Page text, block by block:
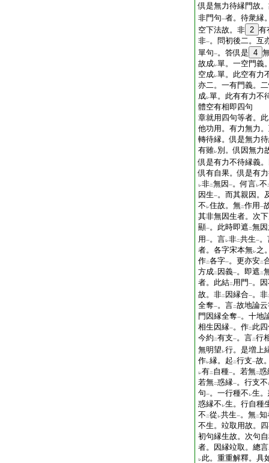
倶是無力待縁門故
非門句一者。待衆縁
空下法故。非 2 有
非一。問初後二。互
單句一。答倶是 4
故成レ單。一空門義
空成レ單。此空有力
亦二。一有門義。
成レ單。此有有力不
體空有相即四句
章就用四句等者。
他功用。有力無力
轉待縁。倶是無力
有雖レ別。倶因無力
倶是有力不待縁義
倶有自果。倶是有
レ非二無因 一。何言レ不
因生一。而其親因。
不 レ住故。無二作用 一
其非無因生者。次
顯一。此時即遮 二無
用 一。言レ非二共生一。
者。各字宋本無レ之
作二各字一。更亦安二
方成二 因義一。即遮 二
者。此結二 用門 一。
故。非二 因縁合一。非
全奪一。言二故地論
門因縁全奪一。十地
相生因縁一。作二 此
今約 二有支一。言二行
無明望 レ行。是増上
作レ縁。起 二行支一故
レ有二 自種一。若無二惑
若無二惑縁一。行支不
句一。一行種不 レ生
惑縁不 レ生。行自種
不 二從 レ共生一。無二知
不生。竝取用故。
初句縁生故。次句
者。因縁竝取。總言
レ此。重重解釋。具